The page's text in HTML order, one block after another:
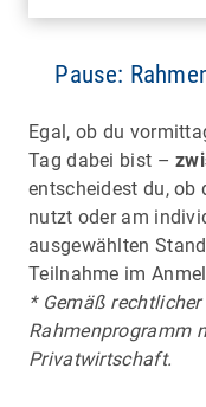
Pause:
Egal, ob du
Tag dabei bist –
entscheidest du, ob
nutzt oder am
ausgewählten
Teilnahme im
* Gemäß
Rahmenprogramm
Privatwirtschaft.
Porsche-
& Maschine,